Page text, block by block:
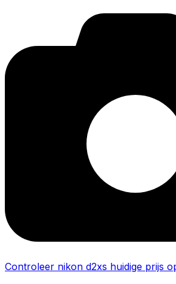
Controleer nikon d2xs huidige prijs